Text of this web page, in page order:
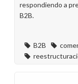
respondiendo a
B2B.
B2B